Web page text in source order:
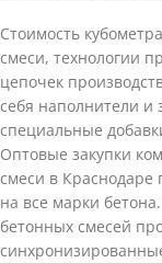
Стоимость
смеси, технологии
цепочек
себя наполнители и
специальные
Оптовые закупки
смеси в Краснодаре
на все марки
бетонных смесей